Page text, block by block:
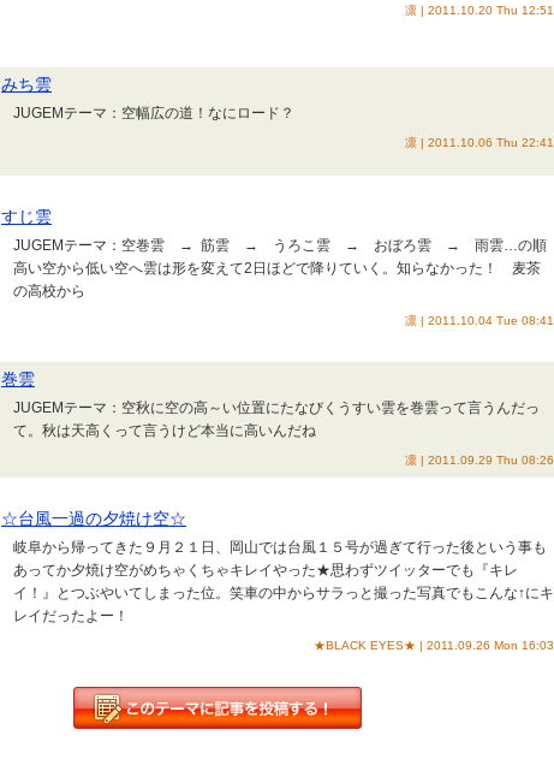
凛 | 2011.10.20 Thu 12:51
みち雲
JUGEMテーマ：空幅広の道！なにロード？
凛 | 2011.10.06 Thu 22:41
すじ雲
JUGEMテーマ：空巻雲 → 筋雲 → うろこ雲 → おぼろ雲 → 雨雲…の順
高い空から低い空へ雲は形を変えて2日ほどで降りていく。知らなかった！ 麦茶
の高校から
凛 | 2011.10.04 Tue 08:41
巻雲
JUGEMテーマ：空秋に空の高～い位置にたなびくうすい雲を巻雲って言うんだっ
て。秋は天高くって言うけど本当に高いんだね
凛 | 2011.09.29 Thu 08:26
☆台風一過の夕焼け空☆
岐阜から帰ってきた９月２１日、岡山では台風１５号が過ぎて行った後という事も
あってか夕焼け空がめちゃくちゃキレイやった★思わずツイッターでも『キレ
イ！』とつぶやいてしまった位。笑車の中からサラっと撮った写真でもこんな↑にキ
レイだったよー！
★BLACK EYES★ | 2011.09.26 Mon 16:03